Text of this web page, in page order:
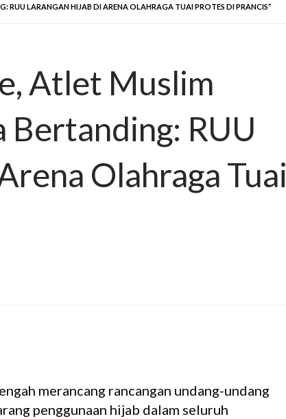
RUU LARANGAN HIJAB DI ARENA OLAHRAGA TUAI PROTES DI PRANCIS”
Atlet Muslim
Bertanding: RUU
Olahraga Tuai
merancang rancangan undang-undang
penggunaan hijab dalam seluruh